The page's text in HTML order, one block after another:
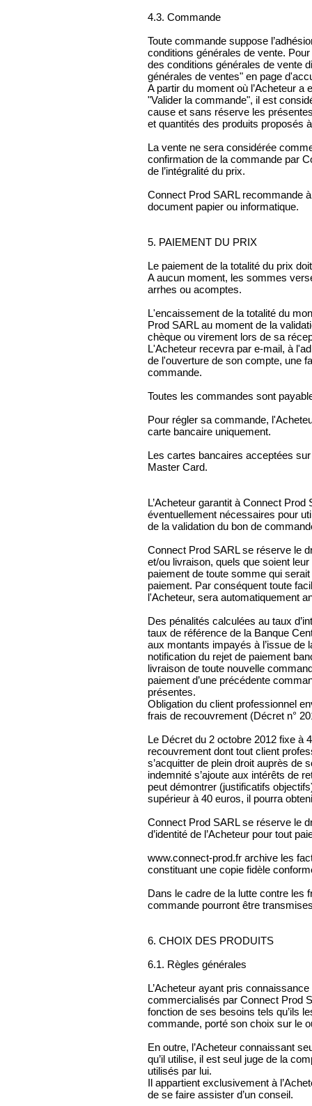
4.3. Commande
Toute commande suppose
conditions générales de vente.
des conditions générales de vente
générales de ventes" en page
A partir du moment où l’Acheteur
"Valider la commande", il est
cause et sans réserve les
et quantités des produits proposés
La vente ne sera considérée
confirmation de la commande par
de l’intégralité du prix.
Connect Prod SARL recommande
document papier ou informatique.
5. PAIEMENT DU PRIX
Le paiement de la totalité du prix
A aucun moment, les sommes
arrhes ou acomptes.
L'encaissement de la totalité du
Prod SARL au moment de la
chèque ou virement lors de sa
L'Acheteur recevra par e-mail, à
de l'ouverture de son compte, une
commande.
Toutes les commandes sont
Pour régler sa commande,
carte bancaire uniquement.
Les cartes bancaires acceptées
Master Card.
L’Acheteur garantit à Connect
éventuellement nécessaires pour
de la validation du bon de
Connect Prod SARL se réserve le
et/ou livraison, quels que soient
paiement de toute somme qui serait
paiement. Par conséquent toute
l'Acheteur, sera automatiquement
Des pénalités calculées au taux
taux de référence de la Banque
aux montants impayés à l’issue de
notification du rejet de paiement
livraison de toute nouvelle
paiement d’une précédente
présentes.
Obligation du client professionnel
frais de recouvrement (Décret n°
Le Décret du 2 octobre 2012 fixe à
recouvrement dont tout client
s’acquitter de plein droit auprès de
indemnité s’ajoute aux intérêts de
peut démontrer (justificatifs
supérieur à 40 euros, il pourra
Connect Prod SARL se réserve le
d’identité de l’Acheteur pour tout
www.connect-prod.fr archive les
constituant une copie fidèle
Dans le cadre de la lutte contre les
commande pourront être
6. CHOIX DES PRODUITS
6.1. Règles générales
L’Acheteur ayant pris
commercialisés par Connect Prod
fonction de ses besoins tels qu’ils
commande, porté son choix sur le
En outre, l’Acheteur connaissant
qu’il utilise, il est seul juge de la
utilisés par lui.
Il appartient exclusivement à
de se faire assister d’un conseil.